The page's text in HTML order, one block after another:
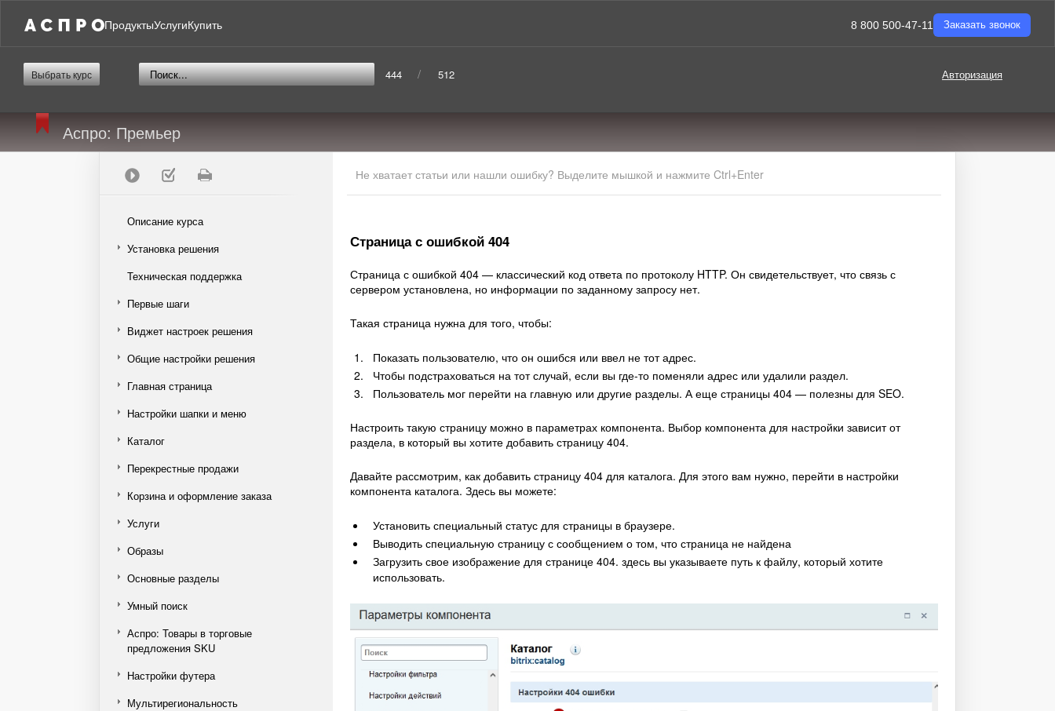
ПродуктыУслугиКупить 8 800 500-47-11 Заказать звонок
Авторизация
Выбрать курс 444 / 512
Аспро: Премьер
Описание курса
Установка решения
Техническая поддержка
Первые шаги
Виджет настроек решения
Общие настройки решения
Главная страница
Настройки шапки и меню
Каталог
Перекрестные продажи
Корзина и оформление заказа
Услуги
Образы
Основные разделы
Умный поиск
Аспро: Товары в торговые
предложения SKU
Настройки футера
Мультирегиональность
Не хватает статьи или нашли ошибку? Выделите мышкой и нажмите Ctrl+Enter
Страница с ошибкой 404
Страница с ошибкой 404 — классический код ответа по протоколу HTTP. Он свидетельствует, что связь с
сервером установлена, но информации по заданному запросу нет.
Такая страница нужна для того, чтобы:
Показать пользователю, что он ошибся или ввел не тот адрес.
Чтобы подстраховаться на тот случай, если вы где-то поменяли адрес или удалили раздел.
Пользователь мог перейти на главную или другие разделы. А еще страницы 404 — полезны для SEO.
Настроить такую страницу можно в параметрах компонента. Выбор компонента для настройки зависит от
раздела, в который вы хотите добавить страницу 404.
Давайте рассмотрим, как добавить страницу 404 для каталога. Для этого вам нужно, перейти в настройки
компонента каталога. Здесь вы можете:
Установить специальный статус для страницы в браузере.
Выводить специальную страницу с сообщением о том, что страница не найдена
Загрузить свое изображение для странице 404. здесь вы указываете путь к файлу, который хотите
использовать.